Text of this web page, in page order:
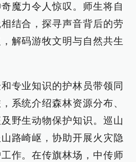
魔力令人惊叹。师生将自
结合，探寻声音背后的劳
解码游牧文明与自然共生
专业知识的护林员带领同
系统介绍森林资源分布、
野生动物保护知识。巡山
路崎岖，协助开展火灾隐
作。在传旗林场，中传师